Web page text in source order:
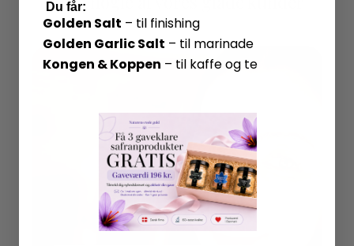
Du får:
Golden Salt – til finishing
Golden Garlic Salt – til marinade
Kongen & Koppen – til kaffe og te